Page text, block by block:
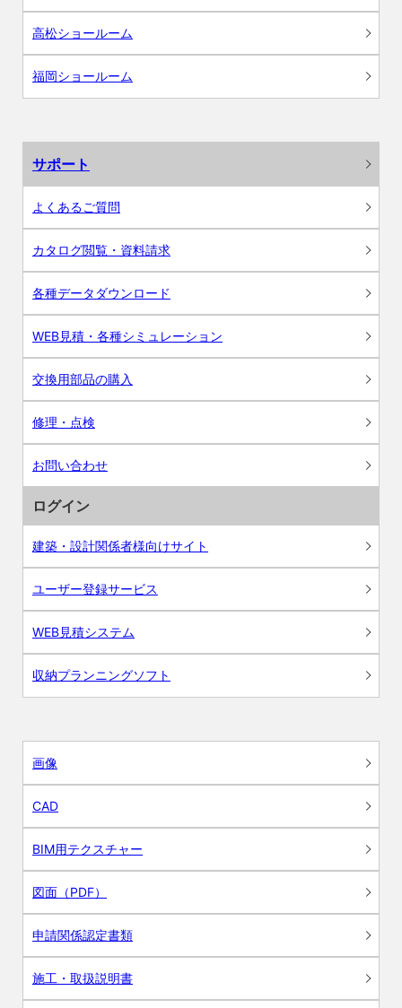
高松ショールーム
福岡ショールーム
サポート
よくあるご質問
カタログ閲覧・資料請求
各種データダウンロード
WEB見積・各種シミュレーション
交換用部品の購入
修理・点検
お問い合わせ
ログイン
建築・設計関係者様向けサイト
ユーザー登録サービス
WEB見積システム
収納プランニングソフト
画像
CAD
BIM用テクスチャー
図面（PDF）
申請関係認定書類
施工・取扱説明書